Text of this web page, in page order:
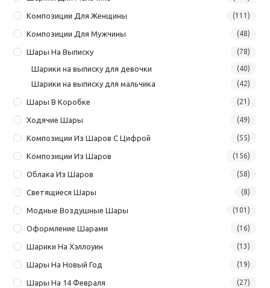
Композиции Для Женщины (111)
Композиции Для Мужчины (48)
Шары На Выписку (78)
Шарики на выписку для девочки (40)
Шарики на выписку для мальчика (42)
Шары В Коробке (21)
Ходячие Шары (49)
Композиции Из Шаров С Цифрой (55)
Композиции Из Шаров (156)
Облака Из Шаров (58)
Светящиеся Шары (8)
Модные Воздушные Шары (101)
Оформление Шарами (16)
Шарики На Хэллоуин (13)
Шары На Новый Год (19)
Шары На 14 Февраля (27)